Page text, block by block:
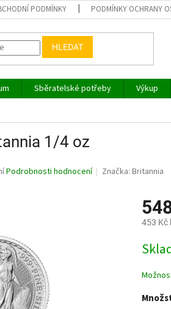
PODMÍNKY PODMÍNKY OCHRANY
HLEDAT
Sběratelské potřeby Výkup
1/4 oz
Podrobnosti hodnocení Značka:Britannia
453 Kč
cena: